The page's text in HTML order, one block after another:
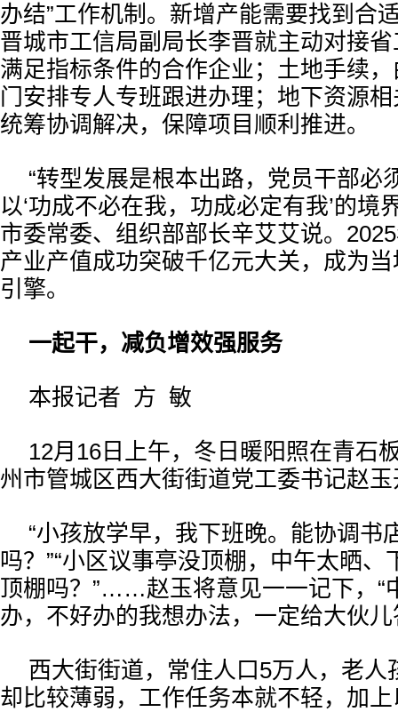
办结”工作机制。新增产能需要找到合
晋城市工信局副局长李晋就主动对接
满足指标条件的合作企业；土地手续
门安排专人专班跟进办理；地下资源
统筹协调解决，保障项目顺利推进。
“转型发展是根本出路，党员干部必
以‘功成不必在我，功成必定有我’的境
市委常委、组织部部长辛艾艾说。
产业产值成功突破千亿元大关，成为
引擎。
一起干，减负增效强服务
本报记者 方 敏
12月16日上午，冬日暖阳照在青石
州市管城区西大街街道党工委书记赵
“小孩放学早，我下班晚。能协调书
吗？”“小区议事亭没顶棚，中午太晒、
顶棚吗？”……赵玉将意见一一记下，“
办，不好办的我想办法，一定给大伙儿
西大街街道，常住人口5万人，老人
却比较薄弱，工作任务本就不轻，加